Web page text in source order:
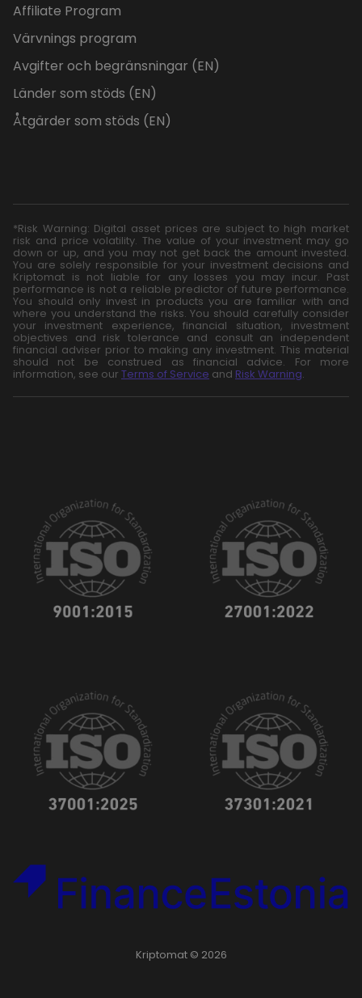
Affiliate Program
Värvnings program
Avgifter och begränsningar (EN)
Länder som stöds (EN)
Åtgärder som stöds (EN)
*Risk Warning: Digital asset prices are subject to high market
risk and price volatility. The value of your investment may go
down or up, and you may not get back the amount invested.
You are solely responsible for your investment decisions and
Kriptomat is not liable for any losses you may incur. Past
performance is not a reliable predictor of future performance.
You should only invest in products you are familiar with and
where you understand the risks. You should carefully consider
your investment experience, financial situation, investment
objectives and risk tolerance and consult an independent
financial adviser prior to making any investment. This material
should not be construed as financial advice. For more
information, see our Terms of Service and Risk Warning.
Kriptomat © 2026